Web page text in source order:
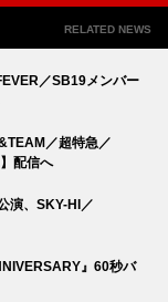
RELATED NEWS
／SB19メンバー
／超特急／
配信へ
演、SKY-HI／
』60秒バ